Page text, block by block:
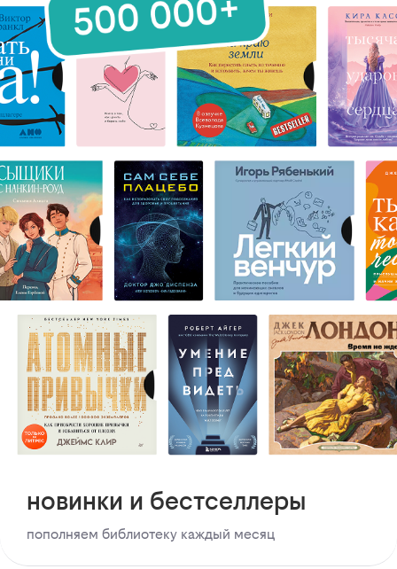
новинки и бестселлеры
пополняем библиотеку каждый месяц